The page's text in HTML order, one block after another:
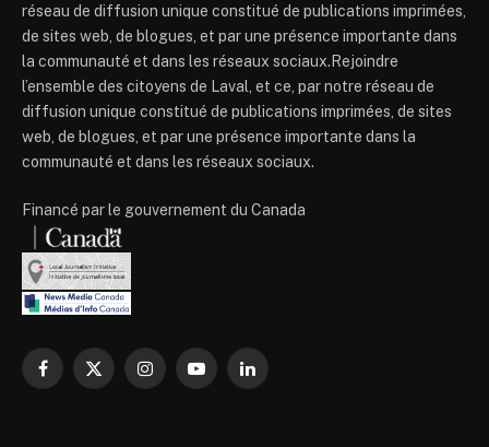
réseau de diffusion unique constitué de publications imprimées,
de sites web, de blogues, et par une présence importante dans
la communauté et dans les réseaux sociaux.Rejoindre
l’ensemble des citoyens de Laval, et ce, par notre réseau de
diffusion unique constitué de publications imprimées, de sites
web, de blogues, et par une présence importante dans la
communauté et dans les réseaux sociaux.
Financé par le gouvernement du Canada
Facebook
X
InstagramYouTubeLinkedIn